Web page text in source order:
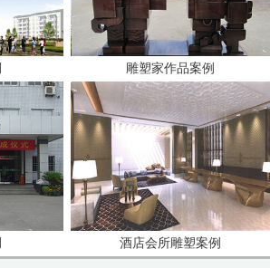
雕塑家作品案例
酒店会所雕塑案例